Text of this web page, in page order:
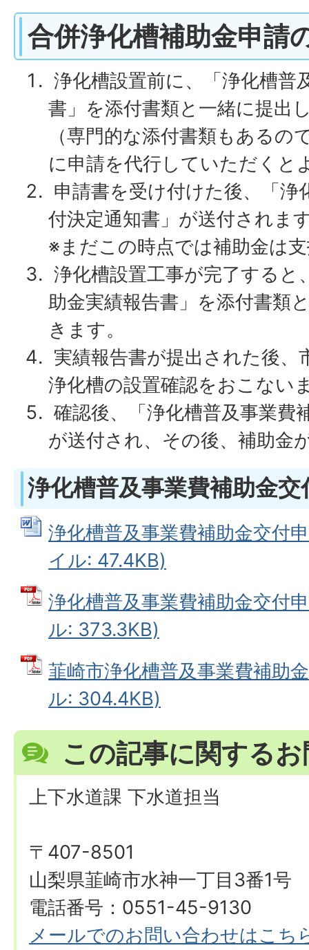
合併浄化槽補助金申請
浄化槽設置前に、「浄化槽普
書」を添付書類と一緒に提出
（専門的な添付書類もあるの
に申請を代行していただくと
申請書を受け付けた後、「浄
付決定通知書」が送付されま
※まだこの時点では補助金は
浄化槽設置工事が完了すると
助金実績報告書」を添付書類
きます。
実績報告書が提出された後、
浄化槽の設置確認をおこない
確認後、「浄化槽普及事業費
が送付され、その後、補助金
浄化槽普及事業費補助金交
浄化槽普及事業費補助金交付
イル: 47.4KB)
浄化槽普及事業費補助金交付
ル: 373.3KB)
韮崎市浄化槽普及事業費補助
ル: 304.4KB)
この記事に関する
上下水道課 下水道担当
〒407-8501
山梨県韮崎市水神一丁目3番1号
電話番号：0551-45-9130
メールでのお問い合わせはこち